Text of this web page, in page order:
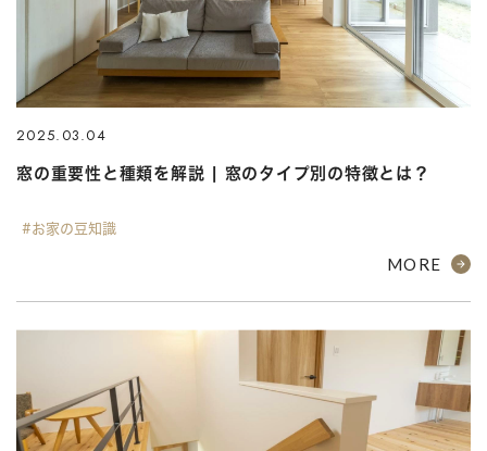
2025.03.04
窓の重要性と種類を解説 | 窓のタイプ別の特徴とは？
#お家の豆知識
MORE